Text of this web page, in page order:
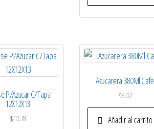
P/Azucar C/Tapa
12X12X13
$10.78
Azucarera 380Ml Cafe
$3.07
Añadir al carrito